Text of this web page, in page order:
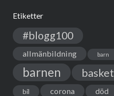
Etiketter
#blogg100
allmänbildning barn
barnen basket
bil corona död